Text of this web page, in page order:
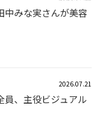
中みな実さんが美容
2026.07.21
員、主役ビジュアル